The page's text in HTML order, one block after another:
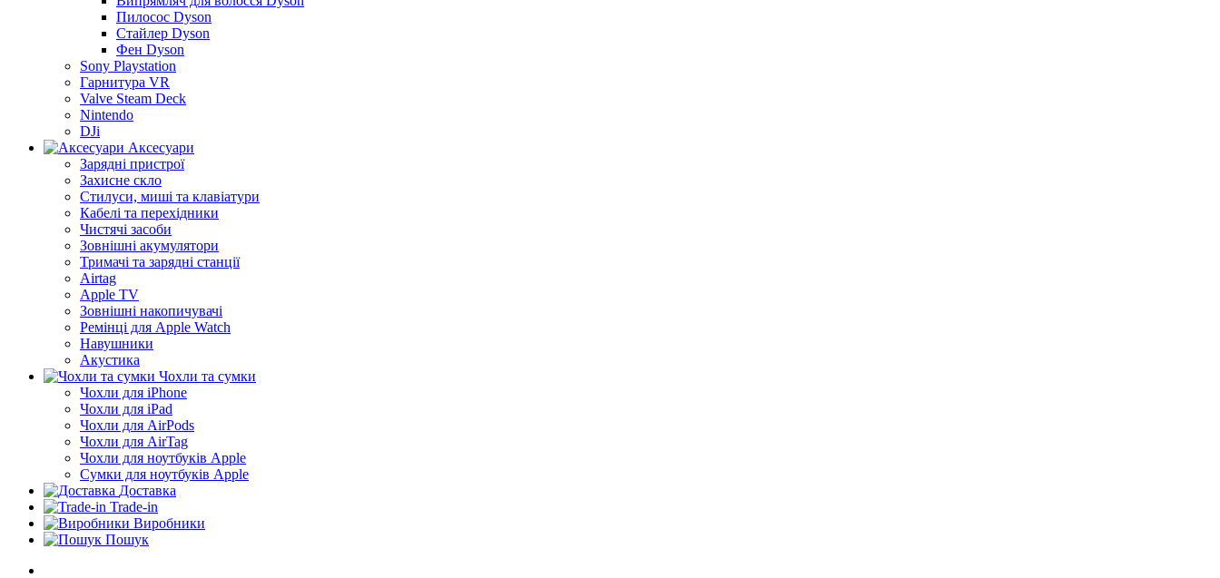
Пилосос Dyson
Стайлер Dyson
Фен Dyson
Sony Playstation
Гарнитура VR
Valve Steam Deck
Nintendo
DJi
Аксесуари
Зарядні пристрої
Захисне скло
Стилуси, миші та клавіатури
Кабелі та перехідники
Чистячі засоби
Зовнішні акумулятори
Тримачі та зарядні станції
Airtag
Apple TV
Зовнішні накопичувачі
Ремінці для Apple Watch
Навушники
Акустика
Чохли та сумки
Чохли для iPhone
Чохли для iPad
Чохли для AirPods
Чохли для AirTag
Чохли для ноутбуків Apple
Сумки для ноутбуків Apple
Доставка
Trade-in
Виробники
Пошук